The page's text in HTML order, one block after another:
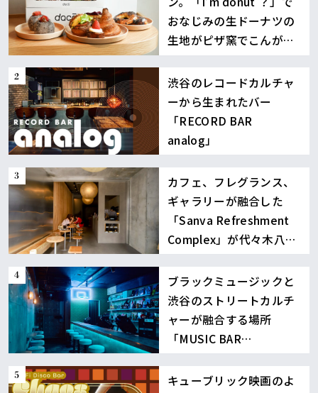
おなじみの生ドーナツの
生地がピザ窯でこんが
り！
渋谷のレコードカルチャ
ーから生まれたバー
「RECORD BAR
analog」
カフェ、フレグランス、
ギャラリーが融合した
「Sanva Refreshment
Complex」が代々木八幡
に誕生
ブラックミュージックと
渋谷のストリートカルチ
ャーが融合する場所
「MUSIC BAR
BOUNCE」
キューブリック映画のよ